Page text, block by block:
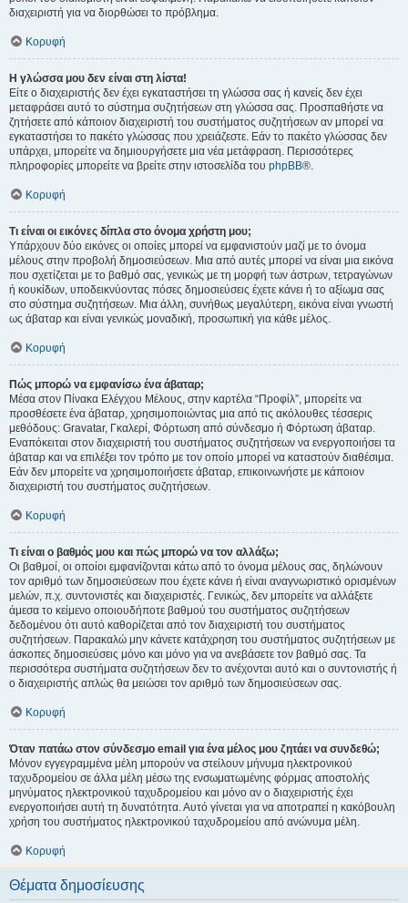
διαχειριστή για να διορθώσει το πρόβλημα.
Κορυφή
Η γλώσσα μου δεν είναι στη λίστα!
Είτε ο διαχειριστής δεν έχει εγκαταστήσει τη γλώσσα σας ή κανείς δεν έχει
μεταφράσει αυτό το σύστημα συζητήσεων στη γλώσσα σας. Προσπαθήστε να
ζητήσετε από κάποιον διαχειριστή του συστήματος συζητήσεων αν μπορεί να
εγκαταστήσει το πακέτο γλώσσας που χρειάζεστε. Εάν το πακέτο γλώσσας δεν
υπάρχει, μπορείτε να δημιουργήσετε μια νέα μετάφραση. Περισσότερες
πληροφορίες μπορείτε να βρείτε στην ιστοσελίδα του phpBB®.
Κορυφή
Τι είναι οι εικόνες δίπλα στο όνομα χρήστη μου;
Υπάρχουν δύο εικόνες οι οποίες μπορεί να εμφανιστούν μαζί με το όνομα
μέλους στην προβολή δημοσιεύσεων. Μια από αυτές μπορεί να είναι μια εικόνα
που σχετίζεται με το βαθμό σας, γενικώς με τη μορφή των άστρων, τετραγώνων
ή κουκίδων, υποδεικνύοντας πόσες δημοσιεύσεις έχετε κάνει ή το αξίωμα σας
στο σύστημα συζητήσεων. Μια άλλη, συνήθως μεγαλύτερη, εικόνα είναι γνωστή
ως άβαταρ και είναι γενικώς μοναδική, προσωπική για κάθε μέλος.
Κορυφή
Πώς μπορώ να εμφανίσω ένα άβαταρ;
Μέσα στον Πίνακα Ελέγχου Μέλους, στην καρτέλα “Προφίλ”, μπορείτε να
προσθέσετε ένα άβαταρ, χρησιμοποιώντας μια από τις ακόλουθες τέσσερις
μεθόδους: Gravatar, Γκαλερί, Φόρτωση από σύνδεσμο ή Φόρτωση άβαταρ.
Εναπόκειται στον διαχειριστή του συστήματος συζητήσεων να ενεργοποιήσει τα
άβαταρ και να επιλέξει τον τρόπο με τον οποίο μπορεί να καταστούν διαθέσιμα.
Εάν δεν μπορείτε να χρησιμοποιήσετε άβαταρ, επικοινωνήστε με κάποιον
διαχειριστή του συστήματος συζητήσεων.
Κορυφή
Τι είναι ο βαθμός μου και πώς μπορώ να τον αλλάξω;
Οι βαθμοί, οι οποίοι εμφανίζονται κάτω από το όνομα μέλους σας, δηλώνουν
τον αριθμό των δημοσιεύσεων που έχετε κάνει ή είναι αναγνωριστικό ορισμένων
μελών, π.χ. συντονιστές και διαχειριστές. Γενικώς, δεν μπορείτε να αλλάξετε
άμεσα το κείμενο οποιουδήποτε βαθμού του συστήματος συζητήσεων
δεδομένου ότι αυτό καθορίζεται από τον διαχειριστή του συστήματος
συζητήσεων. Παρακαλώ μην κάνετε κατάχρηση του συστήματος συζητήσεων με
άσκοπες δημοσιεύσεις μόνο και μόνο για να ανεβάσετε τον βαθμό σας. Τα
περισσότερα συστήματα συζητήσεων δεν το ανέχονται αυτό και ο συντονιστής ή
ο διαχειριστής απλώς θα μειώσει τον αριθμό των δημοσιεύσεων σας.
Κορυφή
Όταν πατάω στον σύνδεσμο email για ένα μέλος μου ζητάει να συνδεθώ;
Μόνον εγγεγραμμένα μέλη μπορούν να στείλουν μήνυμα ηλεκτρονικού
ταχυδρομείου σε άλλα μέλη μέσω της ενσωματωμένης φόρμας αποστολής
μηνύματος ηλεκτρονικού ταχυδρομείου και μόνο αν ο διαχειριστής έχει
ενεργοποιήσει αυτή τη δυνατότητα. Αυτό γίνεται για να αποτραπεί η κακόβουλη
χρήση του συστήματος ηλεκτρονικού ταχυδρομείου από ανώνυμα μέλη.
Κορυφή
Θέματα δημοσίευσης